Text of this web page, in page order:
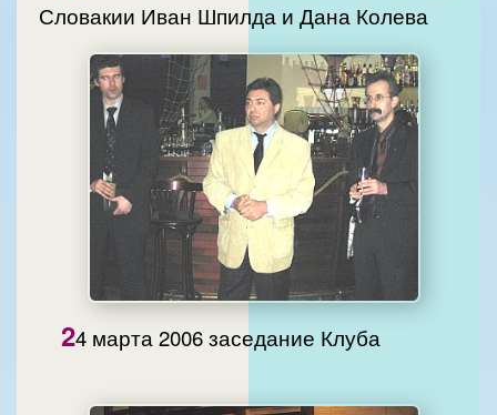
Словакии Иван Шпилда и Дана Колева
2 4 марта 2006 заседание Клуба